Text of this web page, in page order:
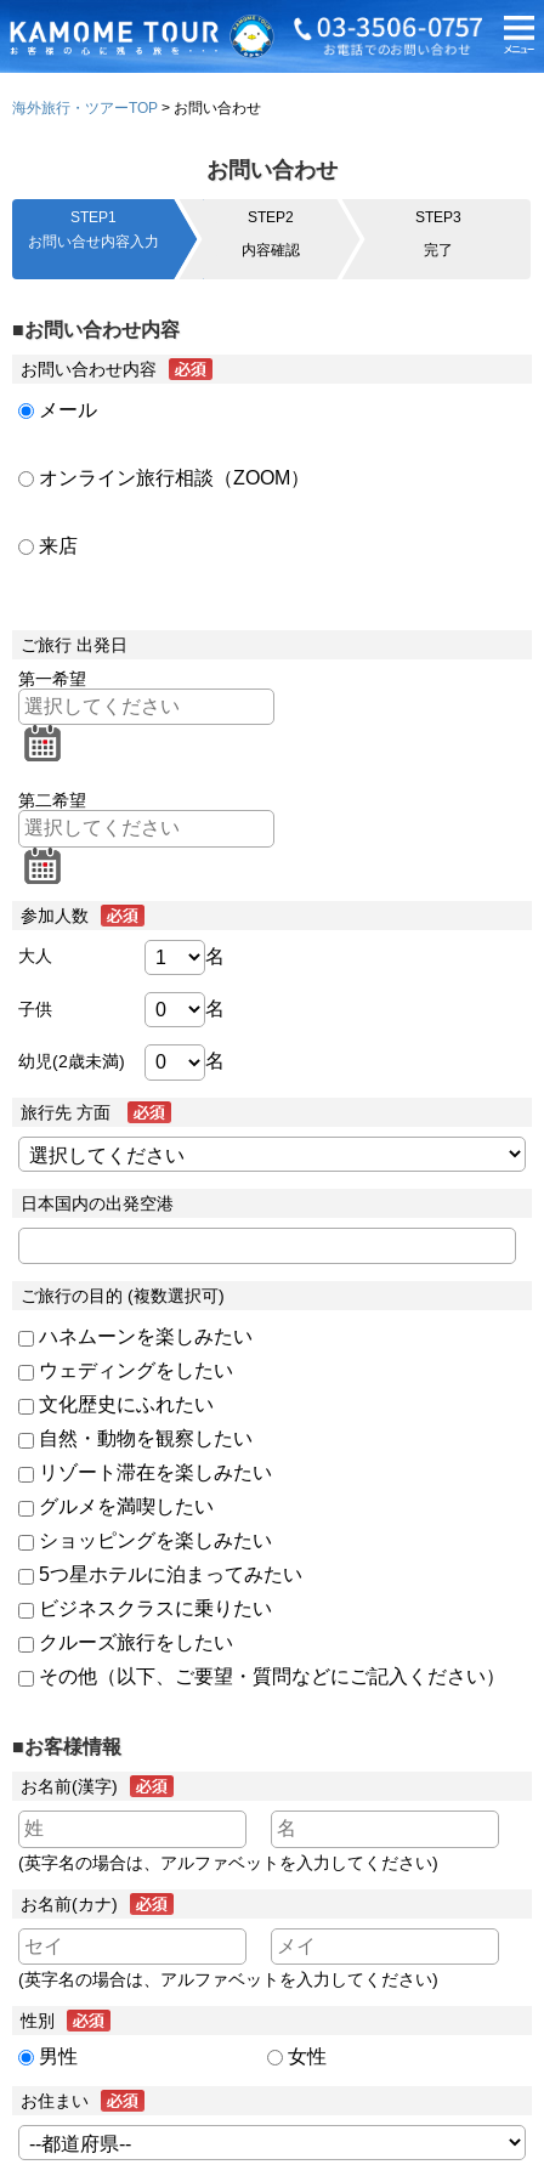
海外旅行・ツアーTOP お問い合わせ
お問い合わせ
STEP1
お問い合せ内容入力
STEP2
内容確認
STEP3
完了
■お問い合わせ内容
お問い合わせ内容
メール
オンライン旅行相談（ZOOM）
来店
ご旅行 出発日
第一希望
第二希望
参加人数
大人 名
子供 名
幼児(2歳未満) 名
旅行先 方面
日本国内の出発空港
ご旅行の目的 (複数選択可)
ハネムーンを楽しみたい
ウェディングをしたい
文化歴史にふれたい
自然・動物を観察したい
リゾート滞在を楽しみたい
グルメを満喫したい
ショッピングを楽しみたい
5つ星ホテルに泊まってみたい
ビジネスクラスに乗りたい
クルーズ旅行をしたい
その他（以下、ご要望・質問などにご記入ください）
■お客様情報
お名前(漢字)
(英字名の場合は、アルファベットを入力してください)
お名前(カナ)
(英字名の場合は、アルファベットを入力してください)
性別
男性 女性
お住まい